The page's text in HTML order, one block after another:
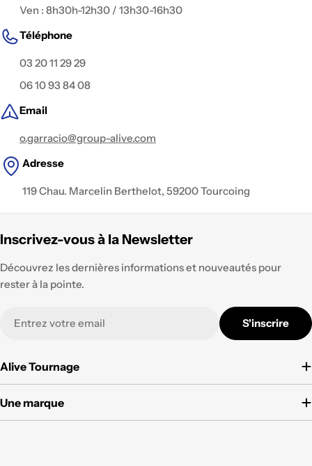
Ven : 8h30h-12h30 / 13h30-16h30
Téléphone
03 20 11 29 29
06 10 93 84 08
Email
o.garracio@group-alive.com
Adresse
119 Chau. Marcelin Berthelot, 59200 Tourcoing
Inscrivez-vous à la Newsletter
Découvrez les dernières informations et nouveautés pour
rester à la pointe.
mail
S'inscrire
Alive Tournage
Une marque